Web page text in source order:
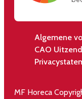
Algemene
CAO
MF Horeca